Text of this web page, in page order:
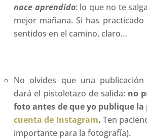
nace aprendido: lo que no te
mejor mañana. Si has
sentidos en el camino, claro…
No olvides que una
dará el pistoletazo de salida: no
foto antes de que yo publique
cuenta de Instagram. Ten
importante para la fotografía).